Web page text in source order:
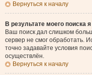
Вернуться к началу
В результате моего поиска
Ваш поиск дал слишком
сервер не смог обработать.
точно задавайте условия
осуществлён.
Вернуться к началу